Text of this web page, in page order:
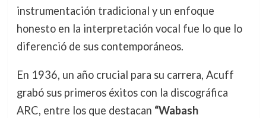
instrumentación tradicional y un enfoque
honesto en la interpretación vocal fue lo que lo
diferenció de sus contemporáneos.
En 1936, un año crucial para su carrera, Acuff
grabó sus primeros éxitos con la discográfica
ARC, entre los que destacan “Wabash